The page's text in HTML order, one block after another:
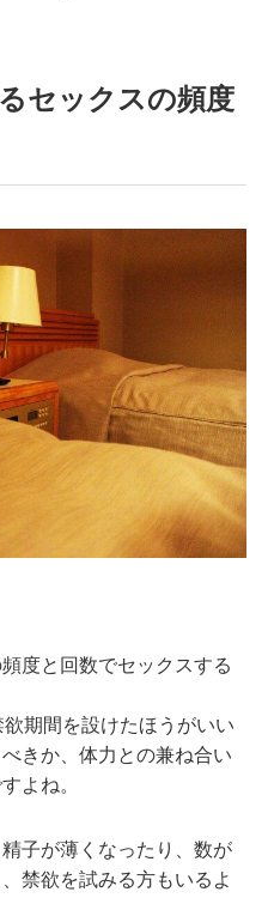
セックスの頻度
度と回数でセックスする
期間を設けたほうがいい
きか、体力との兼ね合い
よね。
子が薄くなったり、数が
禁欲を試みる方もいるよ